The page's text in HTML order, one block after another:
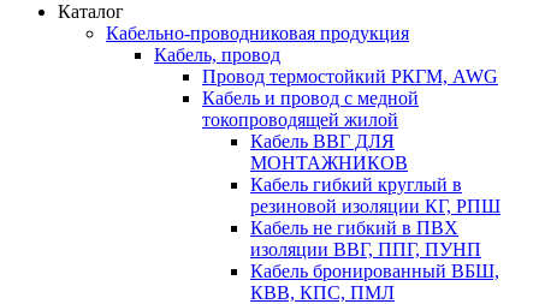
Каталог
Кабельно-проводниковая продукция
Кабель, провод
Провод термостойкий РКГМ, AWG
Кабель и провод с медной
токопроводящей жилой
Кабель ВВГ ДЛЯ
МОНТАЖНИКОВ
Кабель гибкий круглый в
резиновой изоляции КГ, РПШ
Кабель не гибкий в ПВХ
изоляции ВВГ, ППГ, ПУНП
Кабель бронированный ВБШ,
КВВ, КПС, ПМЛ